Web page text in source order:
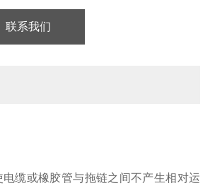
联系我们
缆或橡胶管与拖链之间不产生相对运